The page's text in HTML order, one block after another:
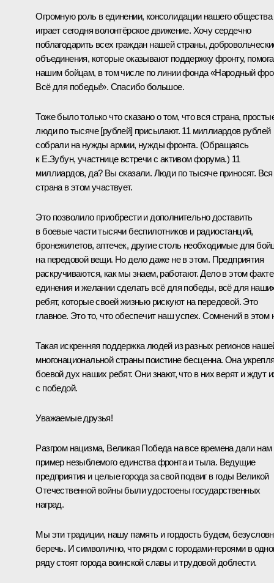
Огромную роль в единении, консолидации нашего общества
играет сегодня волонтёрское движение. Хочу сердечно
поблагодарить всех граждан нашей страны,
объединения, которые оказывают поддержку фронту,
нашим бойцам, в том числе по линии фонда «Народный
Всё для победы!». Спасибо большое.
Тоже было только что сказано о том, что вся страна,
люди по тысяче [рублей] присылают. 11 миллиардов рублей
собрали на нужды армии, нужды фронта. (Обращаясь
к Е.Зубун, участнице встречис активом форума.) 11
миллиардов, да? Вы сказали. Люди по тысяче приносят. Вся
страна в этом участвует.
Это позволило приобрести и дополнительно доставить
в боевые части тысячи беспилотников и радиостанций,
бронежилетов, аптечек, другие столь необходимые для
на передовой вещи. Но дело даже не в этом. Предприятия
раскручиваются, как мы знаем, работают. Дело в этом факте
единения и желании сделать всё для победы, всё для
ребят, которые своей жизнью рискуют на передовой. Это
главное. Это то, что обеспечит наш успех. Сомнений в этом
Такая искренняя поддержка людей из разных регионов
многонациональной страны поистине бесценна. Она
боевой дух наших ребят. Они знают, что в них верят и ждут
с победой.
Уважаемые друзья!
Разгром нацизма, Великая Победа на все времена дали нам
пример незыблемого единства фронта и тыла. Ведущие
предприятия и целые города за свой подвиг в годы Великой
Отечественной войны были удостоены государственных
наград.
Мы эти традиции, нашу память и гордость будем,
беречь. И символично, что рядом с городами-героями в
ряду стоят города воинской славы и трудовой доблести.